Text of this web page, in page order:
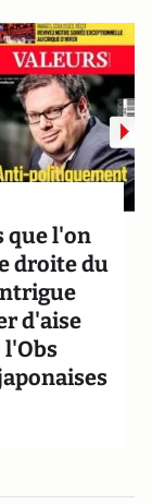
que l'on
droite du
d'aise
l'Obs